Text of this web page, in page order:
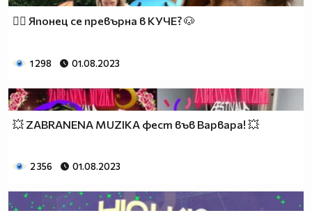
🤦‍♀️ Японец се превърна в КУЧЕ? 🐶
1 298 01.08.2023
💥 ZABRANENA MUZIKA фест във Варвара! 💥
2 356 01.08.2023